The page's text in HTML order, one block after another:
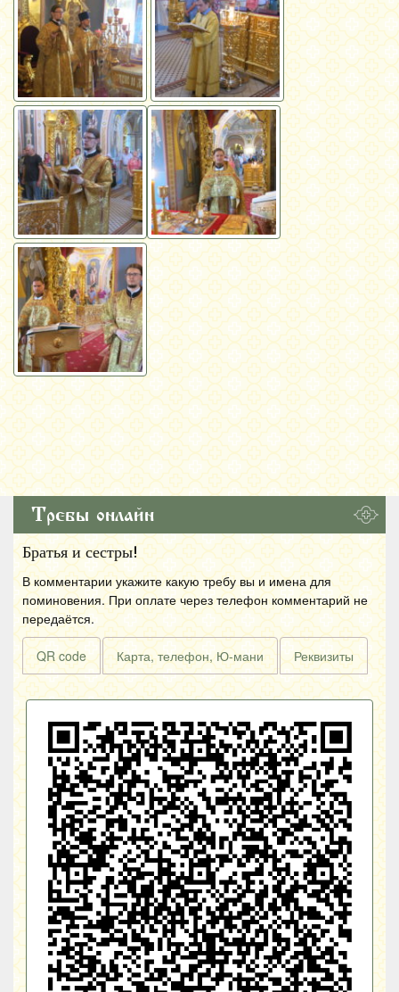
Требы онлайн
Братья и сестры!
В комментарии укажите какую требу вы и имена для
поминовения. При оплате через телефон комментарий не
передаётся.
QR code Карта, телефон, Ю-мани Реквизиты